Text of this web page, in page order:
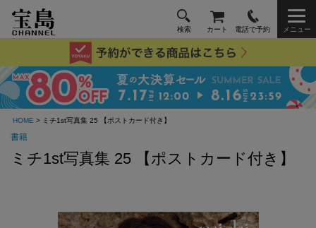
検索 カート 電話で予約 メニュー
HOME > ミチ1st写真集 25 【ポストカード付き】
書籍
ミチ1st写真集 25 【ポストカード付き】